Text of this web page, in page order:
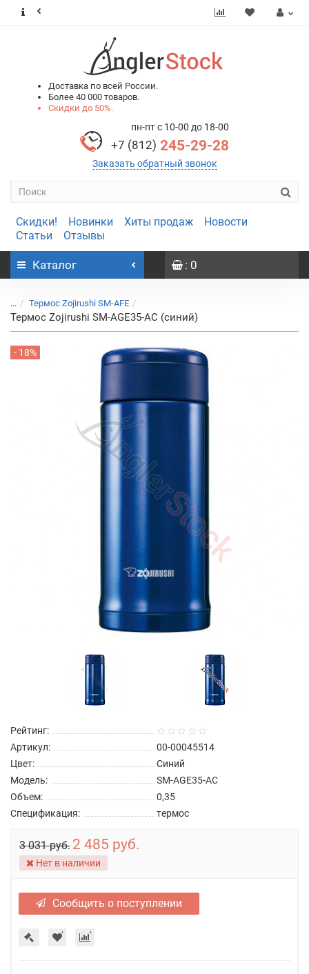
Доставка по всей России.
Более 40 000 товаров.
Скидки до 50%.
пн-пт с 10-00 до 18-00
+7 (812) 245-29-28
Заказать обратный звонок
Скидки! Новинки Хиты продаж
Новости
Статьи
Отзывы
Каталог : 0
... Термос Zojirushi SM-AFE
Термос Zojirushi SM-AGE35-AC (синий)
- 18%
Рейтинг:
Артикул:
00-00045514
Цвет:
Синий
Модель:
SM-AGE35-AC
Объем:
0,35
Спецификация:
термос
3 031 руб. 2 485 руб.
Нет в наличии
Сообщить о поступлении